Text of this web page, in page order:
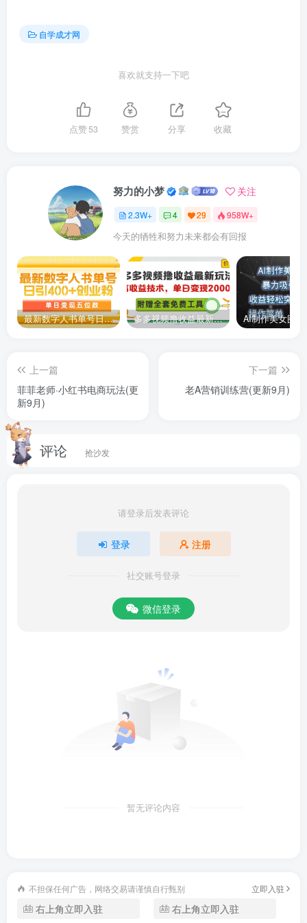
自学成才网
喜欢就支持一下吧
点赞53 赞赏 分享 收藏
努力的小梦 关注
2.3W+ 4 29 958W+
今天的牺牲和努力未来都会有回报
最新数字人书单号日400+创业粉，单日变现五位数，市面卖5980附软件和详… 多多视频撸收益最新玩法，高收益技术，单日变现2000+，附赠全套技术资料
上一篇
菲菲老师·小红书电商玩法(更
新9月)
下一篇
老A营销训练营(更新9月)
评论 抢沙发
请登录后发表评论
登录 注册
社交账号登录
微信登录
暂无评论内容
不担保任何广告，网络交易请谨慎自行甄别 立即入驻
右上角立即入驻 右上角立即入驻